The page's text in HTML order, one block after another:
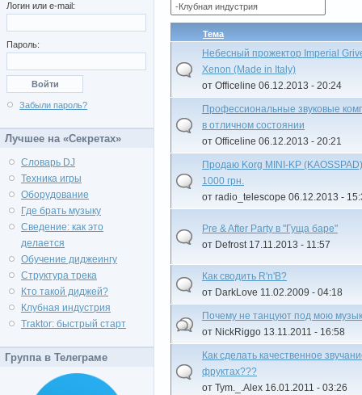
Тема
Небесный прожектор Imperial
Xenon (Made in Italy)
от Officeline 06.12.2013 - 20:24
Профессиональные звуковые
в отличном состоянии
от Officeline 06.12.2013 - 20:21
Продаю Korg MINI-KP
1000 грн.
от radio_telescope 06.12.2013 -
Pre & After Party в "Гуща баре"
от Defrost 17.11.2013 - 11:57
Как сводить R'n'B?
от DarkLove 11.02.2009 - 04:18
Почему не танцуют под мою
от NickRiggo 13.11.2011 - 16:58
Как сделать качественное
фруктах???
от Tym._.Alex 16.01.2011 - 03:26
Логин или e-mail:
Пароль:
Забыли пароль?
Лучшее на «Секретах»
Словарь DJ
Техника игры
Оборудование
Где брать музыку
Сведение: как это
делается
Обучение диджеингу
Структура трека
Кто такой диджей?
Клубная индустрия
Traktor: быстрый старт
Группа в Телеграме